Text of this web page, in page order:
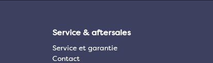
Service & aftersales
Service et garantie
Contact